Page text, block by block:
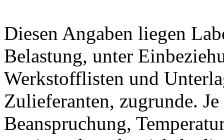
Diesen Angaben liegen
Belastung, unter
Werkstofflisten und
Zulieferanten, zugrunde.
Beanspruchung,